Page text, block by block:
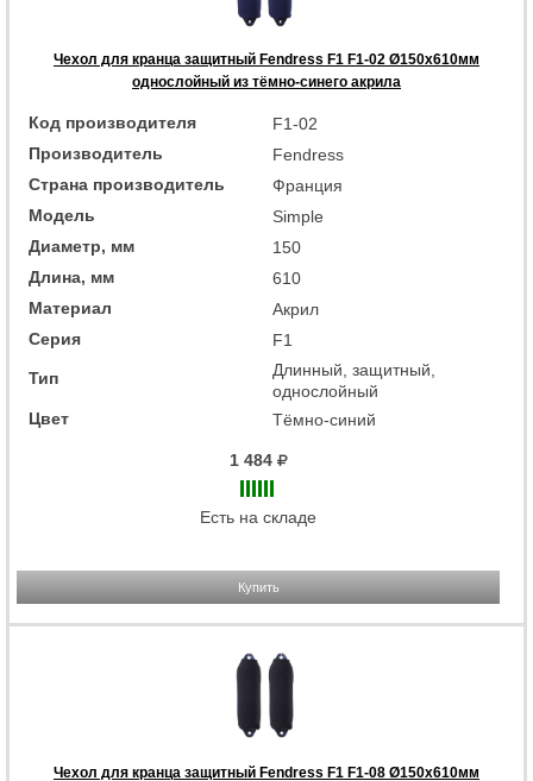
Чехол для кранца защитный Fendress F1 F1-02 Ø150х610мм
однослойный из тёмно-синего акрила
Код производителя
F1-02
Производитель
Fendress
Страна производитель
Франция
Модель
Simple
Диаметр, мм
150
Длина, мм
610
Материал
Акрил
Серия
F1
Тип
Длинный, защитный,
однослойный
Цвет
Тёмно-синий
1 484
Есть на складе
Купить
Чехол для кранца защитный Fendress F1 F1-08 Ø150х610мм